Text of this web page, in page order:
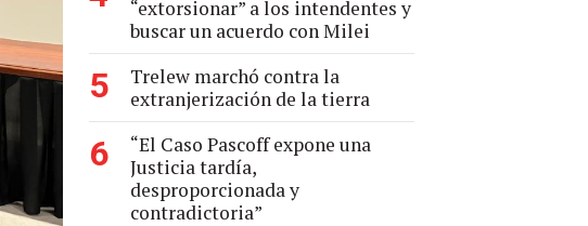
“extorsionar” a los intendentes y
buscar un acuerdo con Milei
5
Trelew marchó contra la
extranjerización de la tierra
6
“El Caso Pascoff expone una
Justicia tardía,
desproporcionada y
contradictoria”